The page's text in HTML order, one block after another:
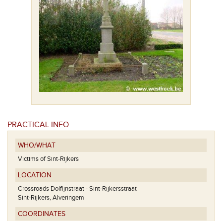
PRACTICAL INFO
WHO/WHAT
Victims of Sint-Rijkers
LOCATION
Crossroads Dolfijnstraat - Sint-Rijkersstraat
Sint-Rijkers, Alveringem
COORDINATES